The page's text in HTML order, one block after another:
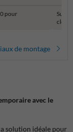
pour
de montage
avec le
solution idéale pour